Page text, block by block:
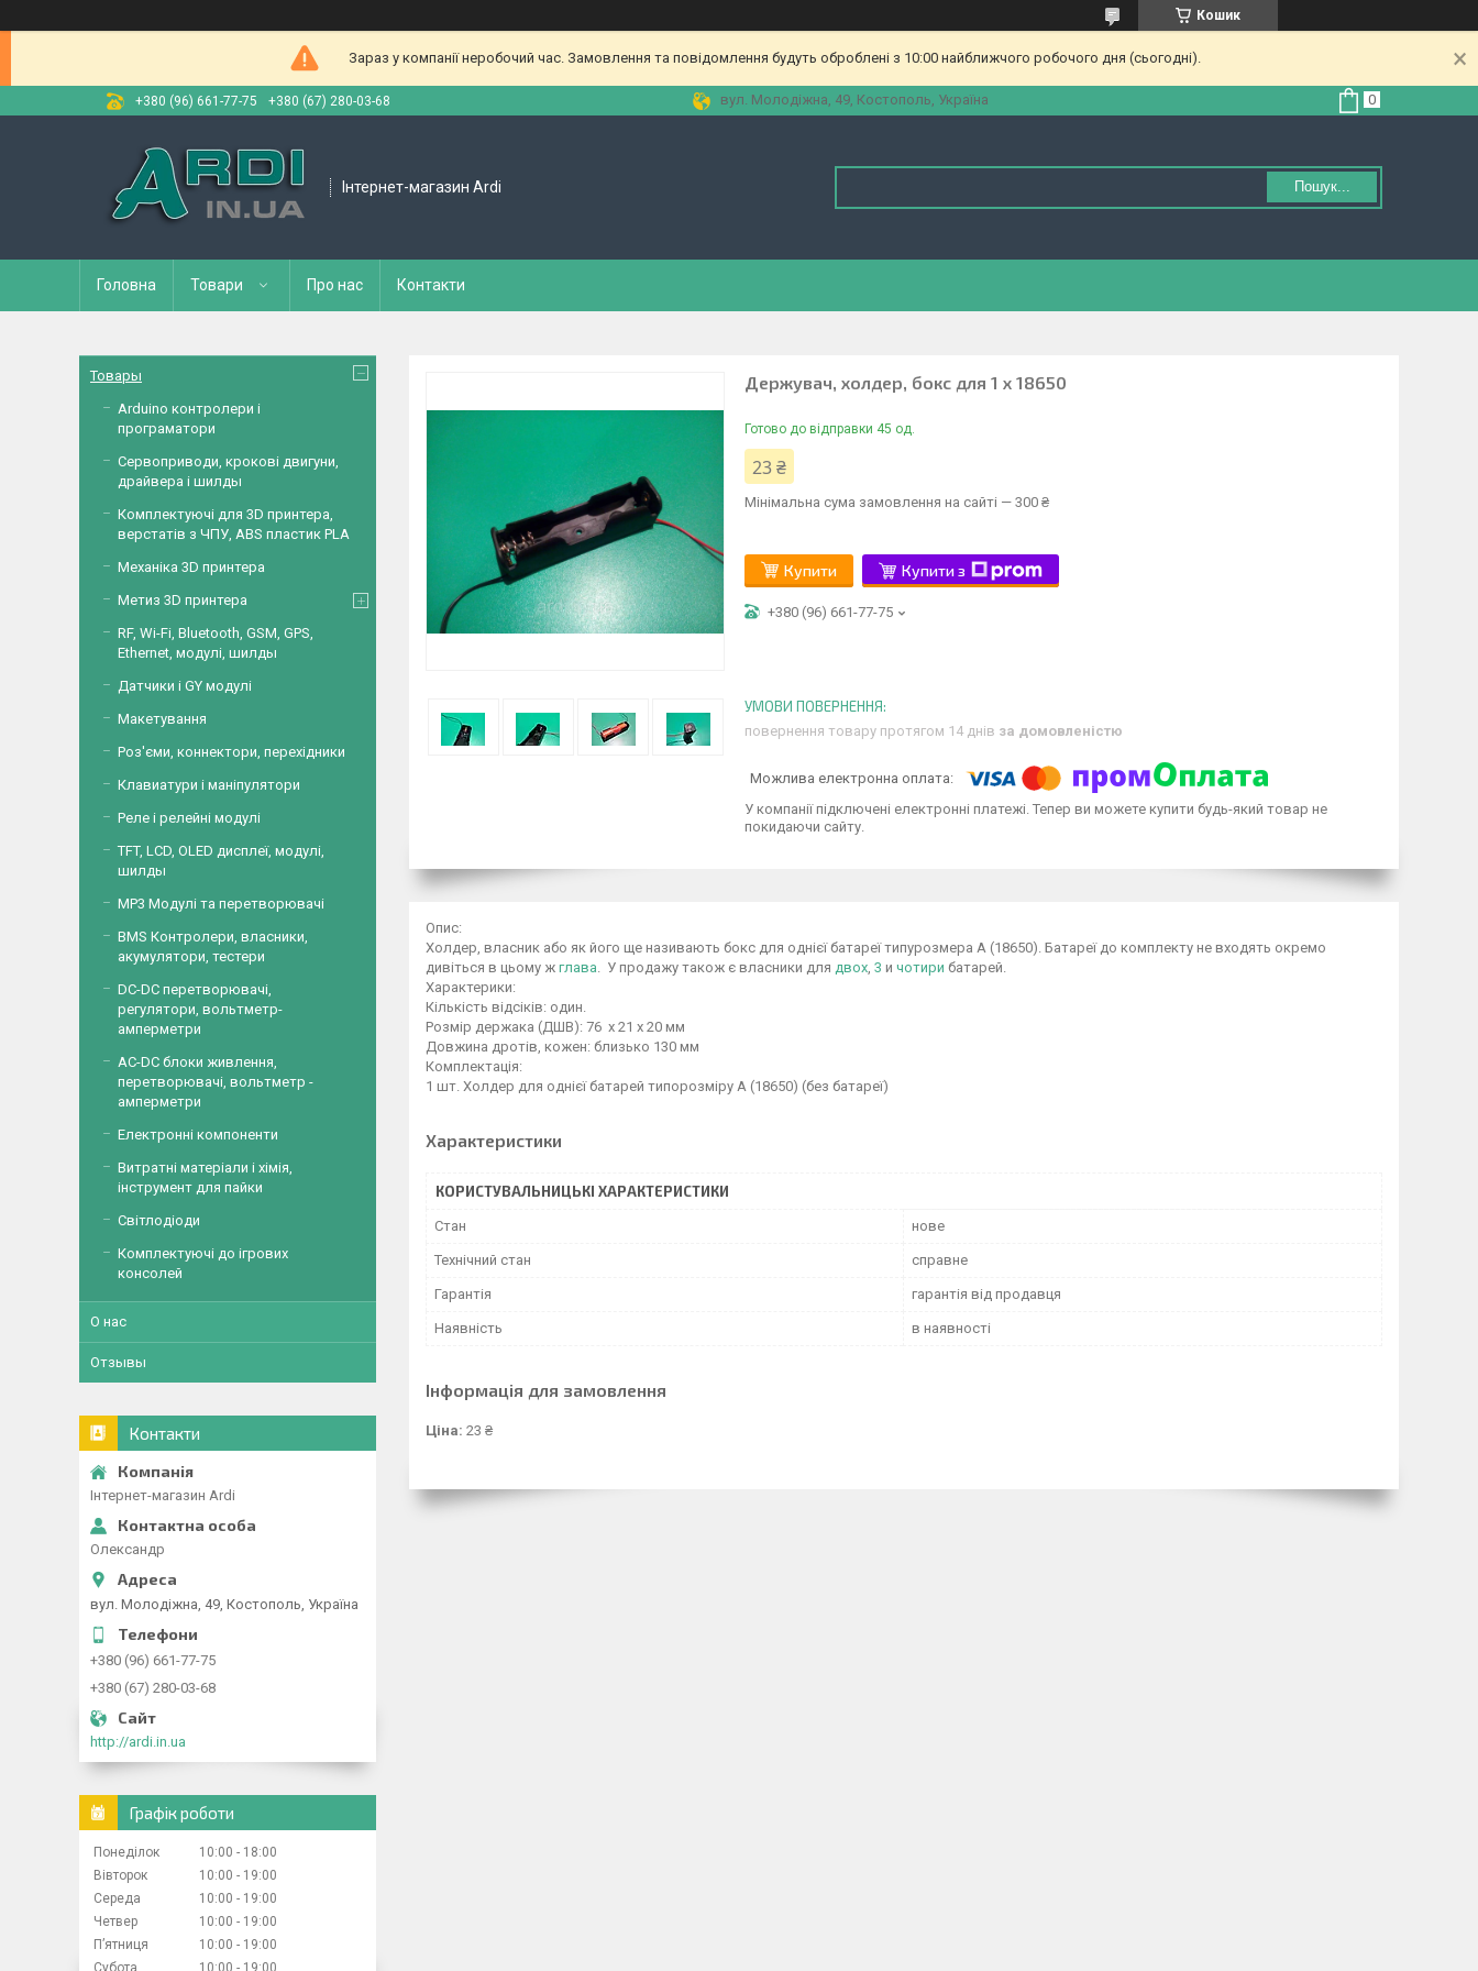
Кошик
Зараз у компанії неробочий час. Замовлення та повідомлення будуть оброблені з 10:00 найближчого робочого дня (сьогодні).
+380 (96) 661-77-75 +380 (67) 280-03-68 вул. Молодіжна, 49, Костополь, Україна
Інтернет-магазин Ardi Пошук...
Головна Товари Про нас Контакти
Держувач, холдер, бокс для 1 х 18650
Готово до відправки 45 од.
23 ₴
Мінімальна сума замовлення на сайті — 300 ₴
Купити Купити з
+380 (96) 661-77-75
повернення товару протягом 14 днів за домовленістю
У компанії підключені електронні платежі. Тепер ви можете купити будь-який товар не
покидаючи сайту.
Опис:
Холдер, власник або як його ще називають бокс для однієї батареї типурозмера А (18650). Батареї до комплекту не входять окремо
дивіться в цьому ж глава . У продажу також є власники для двох 3 и чотири батарей.
Характерики:
Кількість відсіків: один.
Розмір держака (ДШВ): 76 x 21 х 20 мм
Довжина дротів, кожен: близько 130 мм
Комплектація:
1 шт. Холдер для однієї батарей типорозміру A (18650) (без батареї)
Характеристики
КОРИСТУВАЛЬНИЦЬКІ ХАРАКТЕРИСТИКИ
Стан нове
Технічний стан справне
Гарантія гарантія від продавця
Наявність в наявності
Інформація для замовлення
Ціна: 23 ₴
Товары
Arduino контролери і
програматори
Сервоприводи, крокові двигуни,
драйвера і шилды
Комплектуючі для 3D принтера,
верстатів з ЧПУ, ABS пластик PLA
Механіка 3D принтера
Метиз 3D принтера
RF, Wi-Fi, Bluetooth, GSM, GPS,
Ethernet, модулі, шилды
Датчики і GY модулі
Макетування
Роз'єми, коннектори, перехідники
Клавиатури і маніпулятори
Реле і релейні модулі
TFT, LCD, OLED дисплеї, модулі,
шилды
MP3 Модулі та перетворювачі
BMS Контролери, власники,
акумулятори, тестери
DC-DC перетворювачі,
регулятори, вольтметр-
амперметри
AC-DC блоки живлення,
перетворювачі, вольтметр -
амперметри
Електронні компоненти
Витратні матеріали і хімія,
інструмент для пайки
Світлодіоди
Комплектуючі до ігрових
консолей
О нас
Отзывы
Контакти
Інтернет-магазин Ardi
Олександр
вул. Молодіжна, 49, Костополь, Україна
+380 (96) 661-77-75
+380 (67) 280-03-68
http://ardi.in.ua
Графік роботи
Понеділок 10:00
18:00
Вівторок
10:00
19:00
Середа
10:00
19:00
Четвер
10:00
19:00
Пʼятниця
10:00
19:00
Субота
10:00 19:00